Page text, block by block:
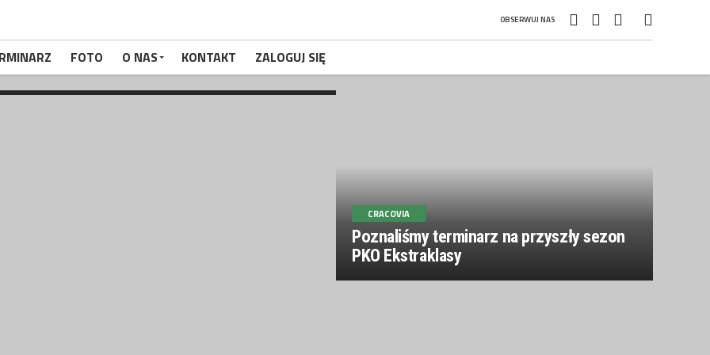
OBSERWUJ NAS
FOTO O NAS KONTAKT ZALOGUJ SIĘ
Pomorza
Zieloni okupują...
CRACOVIA
Poznaliśmy terminarz na przyszły sezon
PKO Ekstraklasy